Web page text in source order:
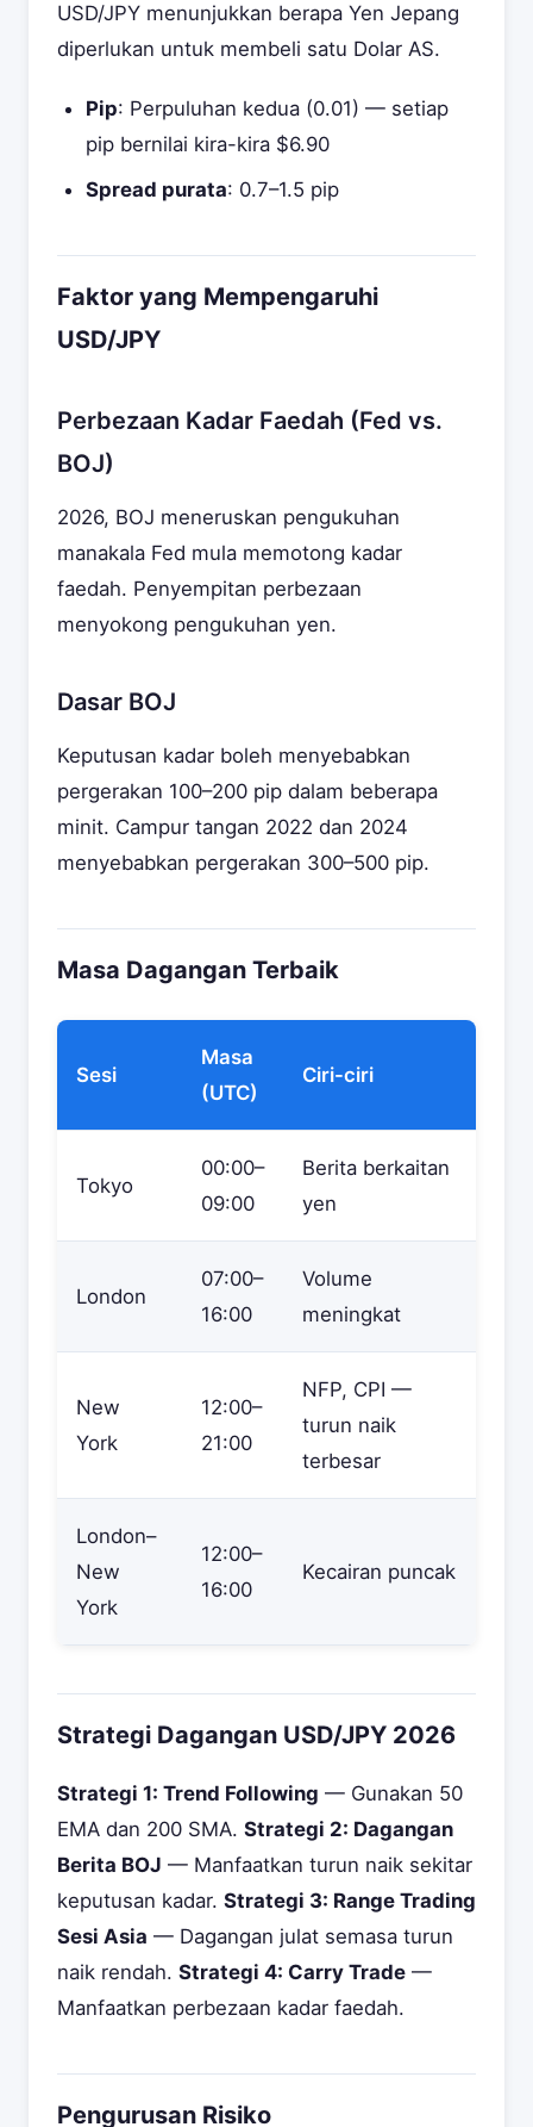
USD/JPY menunjukkan berapa Yen Jepang
diperlukan untuk membeli satu Dolar AS.
Pip: Perpuluhan kedua (0.01) — setiap
pip bernilai kira-kira $6.90
Spread purata: 0.7–1.5 pip
Faktor yang Mempengaruhi
USD/JPY
Perbezaan Kadar Faedah (Fed vs.
BOJ)
2026, BOJ meneruskan pengukuhan
manakala Fed mula memotong kadar
faedah. Penyempitan perbezaan
menyokong pengukuhan yen.
Dasar BOJ
Keputusan kadar boleh menyebabkan
pergerakan 100–200 pip dalam beberapa
minit. Campur tangan 2022 dan 2024
menyebabkan pergerakan 300–500 pip.
Masa Dagangan Terbaik
Sesi
Masa
(UTC)
Ciri-ciri
Tokyo
00:00–
09:00
Berita berkaitan
yen
London
07:00–
16:00
Volume
meningkat
New
York
12:00–
21:00
NFP, CPI —
turun naik
terbesar
London–
New
York
12:00–
16:00
Kecairan puncak
Strategi Dagangan USD/JPY 2026
Strategi 1: Trend Following — Gunakan 50
EMA dan 200 SMA. Strategi 2: Dagangan
Berita BOJ — Manfaatkan turun naik sekitar
keputusan kadar. Strategi 3: Range Trading
Sesi Asia — Dagangan julat semasa turun
naik rendah. Strategi 4: Carry Trade —
Manfaatkan perbezaan kadar faedah.
Pengurusan Risiko